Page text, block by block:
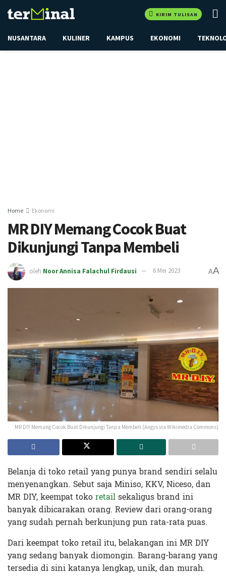
KIRIM TULISAN
NUSANTARA KULINER KAMPUS EKONOMI
Home Ekonomi
MR DIY Memang Cocok Buat
Dikunjungi Tanpa Membeli
oleh Noor Annisa Falachul Firdausi 6 Mei 2023 AA
MR DIY Memang Cocok Buat Dikunjungi Tanpa Membeli (Angys via Wikimedia Commons)
Belanja di toko retail yang punya brand sendiri selalu
menyenangkan. Sebut saja Miniso, KKV, Niceso, dan
MR DIY, keempat tokoretailsekaligus brand ini
banyak dibicarakan orang. Review dari orang-orang
yang sudah pernah berkunjung pun rata-rata puas.
Dari keempat toko retail itu, belakangan ini MR DIY
yang sedang banyak diomongin. Barang-barang yang
tersedia di sini katanya lengkap, unik, dan murah.